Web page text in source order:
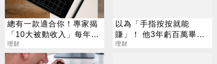
總有一款適合你！專家揭
「10大被動收入」每年多
領248萬
理財
以為「手指按按就能
賺」！ 他3年虧百萬畢業
勸世：玩不贏主力
理財